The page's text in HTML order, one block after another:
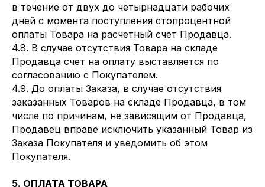
в течение от двух до четырнадцати рабочих
дней с момента поступления стопроцентной
оплаты Товара на расчетный счет Продавца.
4.8. В случае отсутствия Товара на складе
Продавца счет на оплату выставляется по
согласованию с Покупателем.
4.9. До оплаты Заказа, в случае отсутствия
заказанных Товаров на складе Продавца, в том
числе по причинам, не зависящим от Продавца,
Продавец вправе исключить указанный Товар из
Заказа Покупателя и уведомить об этом
Покупателя.
5. ОПЛАТА ТОВАРА